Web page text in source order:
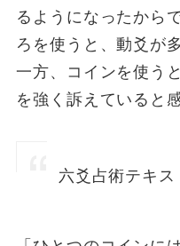
るようになったから
ろを使うと、動爻が
一方、コインを使う
を強く訴えていると
六爻占術テキ